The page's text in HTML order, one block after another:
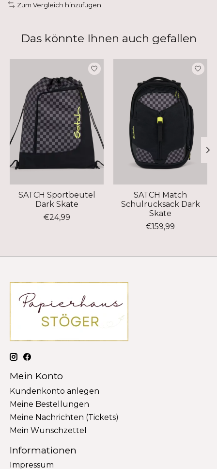
Zum Vergleich hinzufügen
Das könnte Ihnen auch gefallen
Produkt-Karussell-Artikel
SATCH Sportbeutel
Dark Skate
€24,99
SATCH Match
Schulrucksack Dark
Skate
€159,99
Mein Konto
Kundenkonto anlegen
Meine Bestellungen
Meine Nachrichten (Tickets)
Mein Wunschzettel
Informationen
Impressum